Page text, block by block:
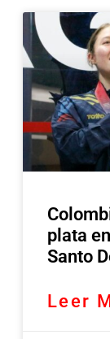
plata
Santo
Leer